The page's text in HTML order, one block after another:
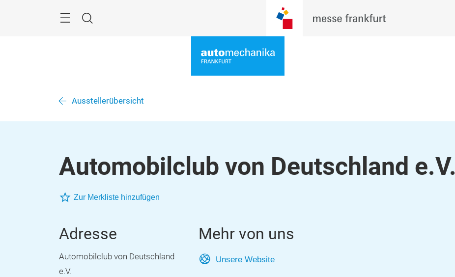
Suche
Ausstellerübersicht
Automobilclub von Deutschland e.V.
Zur Merkliste hinzufügen
Adresse
Automobilclub von Deutschland
e.V.
Mehr von uns
Unsere Website